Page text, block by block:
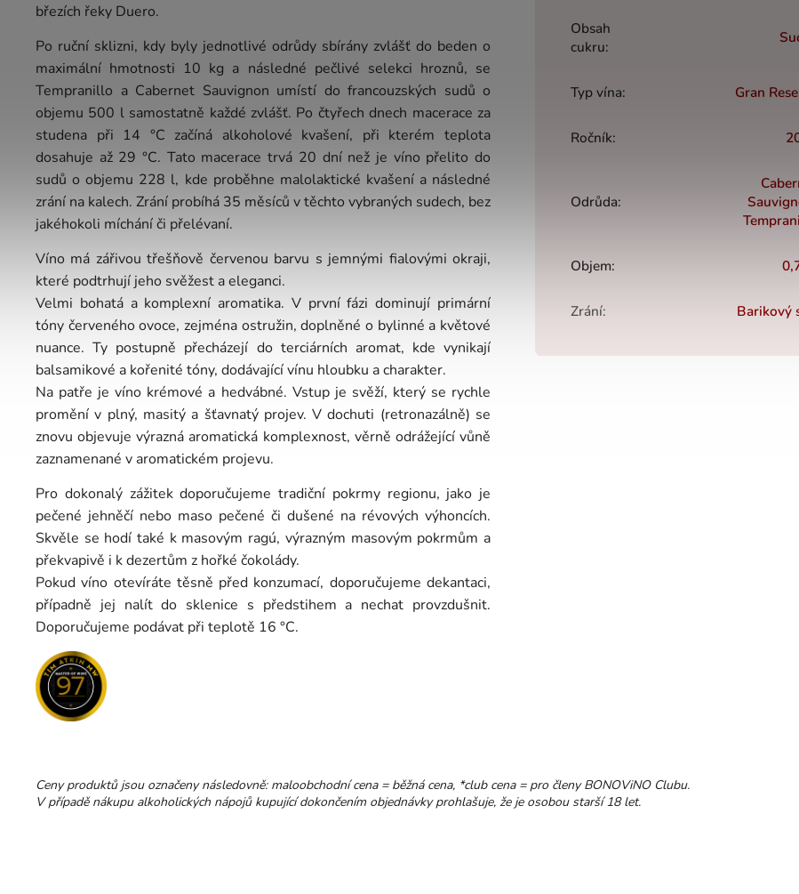
březích řeky Duero.
Po ruční sklizni, kdy byly jednotlivé odrůdy sbírány zvlášť do beden o
maximální hmotnosti 10 kg a následné pečlivé selekci hroznů, se
Tempranillo a Cabernet Sauvignon umístí do francouzských sudů o
objemu 500 l samostatně každé zvlášť. Po čtyřech dnech macerace za
studena při 14 °C začíná alkoholové kvašení, při kterém teplota
dosahuje až 29 °C. Tato macerace trvá 20 dní než je víno přelito do
sudů o objemu 228 l, kde proběhne malolaktické kvašení a následné
zrání na kalech. Zrání probíhá 35 měsíců v těchto vybraných sudech, bez
jakéhokoli míchání či přelévaní.
Víno má zářivou třešňově červenou barvu s jemnými fialovými okraji,
které podtrhují jeho svěžest a eleganci.
Velmi bohatá a komplexní aromatika. V první fázi dominují primární
tóny červeného ovoce, zejména ostružin, doplněné o bylinné a květové
nuance. Ty postupně přecházejí do terciárních aromat, kde vynikají
balsamikové a kořenité tóny, dodávající vínu hloubku a charakter.
Na patře je víno krémové a hedvábné. Vstup je svěží, který se rychle
promění v plný, masitý a šťavnatý projev. V dochuti (retronazálně) se
znovu objevuje výrazná aromatická komplexnost, věrně odrážející vůně
zaznamenané v aromatickém projevu.
Pro dokonalý zážitek doporučujeme tradiční pokrmy regionu, jako je
pečené jehněčí nebo maso pečené či dušené na révových výhoncích.
Skvěle se hodí také k masovým ragú, výrazným masovým pokrmům a
překvapivě i k dezertům z hořké čokolády.
Pokud víno otevíráte těsně před konzumací, doporučujeme dekantaci,
případně jej nalít do sklenice s předstihem a nechat provzdušnit.
Doporučujeme podávat při teplotě 16 °C.
Obsah
cukru:
Typ vína: Gran
Ročník:
Odrůda:
Objem:
Zrání: Barikový
Ceny produktů jsou označeny následovně: maloobchodní cena = běžná cena, *club cena = pro členy BONOViNO Clubu.
V případě nákupu alkoholických nápojů kupující dokončením objednávky prohlašuje, že je osobou starší 18 let.